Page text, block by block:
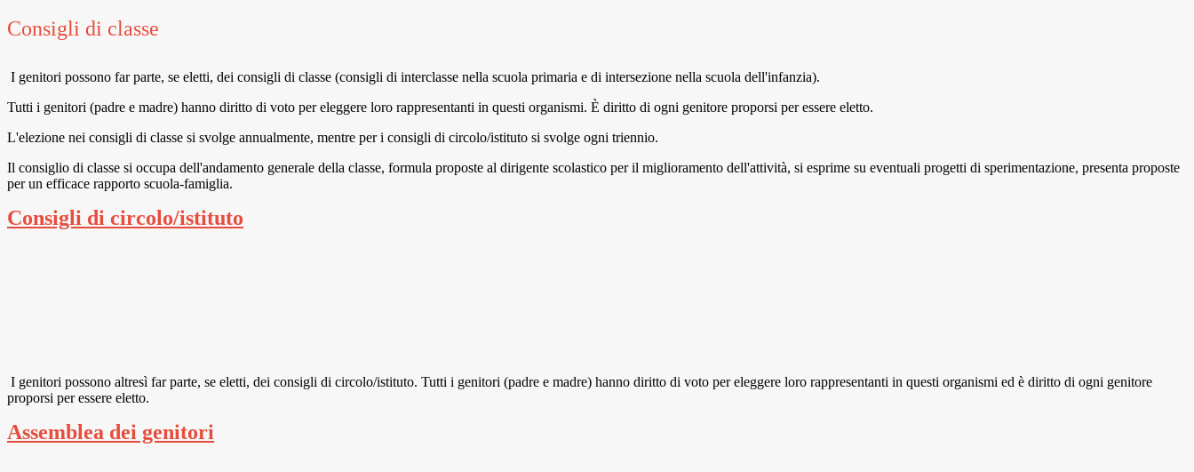
Consigli di classe
I genitori possono far parte, se eletti, dei consigli di classe (consigli di interclasse nella scuola primaria e di intersezione nella scuola dell'infanzia).
Tutti i genitori (padre e madre) hanno diritto di voto per eleggere loro rappresentanti in questi organismi. È diritto di ogni genitore proporsi per essere eletto.
L'elezione nei consigli di classe si svolge annualmente, mentre per i consigli di circolo/istituto si svolge ogni triennio.
Il consiglio di classe si occupa dell'andamento generale della classe, formula proposte al dirigente scolastico per il miglioramento dell'attività, si esprime su eventuali progetti di sperimentazione, presenta proposte
per un efficace rapporto scuola-famiglia.
Consigli di circolo/istituto
I genitori possono altresì far parte, se eletti, dei consigli di circolo/istituto. Tutti i genitori (padre e madre) hanno diritto di voto per eleggere loro rappresentanti in questi organismi ed è diritto di ogni genitore
proporsi per essere eletto.
Assemblea dei genitori